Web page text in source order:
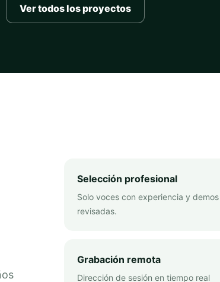
Ver todos los proyectos
Selección profesional
Solo voces con experiencia y demos
revisadas.
Grabación remota
Dirección de sesión en tiempo real